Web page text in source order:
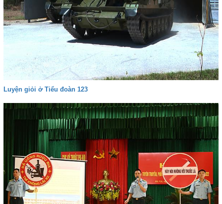
Luyện giỏi ở Tiểu đoàn 123